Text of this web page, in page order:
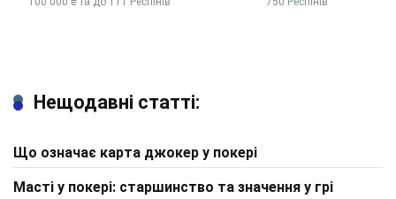
Нещодавні статті:
Що означає карта джокер у покері
Масті у покері: старшинство та значення у грі